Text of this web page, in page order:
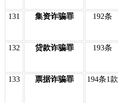
131 集资诈骗罪 192条
132 贷款诈骗罪 193条
133 票据诈骗罪 194条1款